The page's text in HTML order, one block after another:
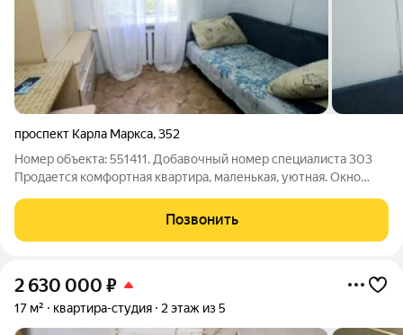
проспект Карла Маркса,352
Номер объекта: 551411. Добавочный номер специалиста 303
Продается комфортная квартира, маленькая, уютная. Окно
кухонный гарнитур. В с/у трубы поменяны, счетчики
установлены. Все чисто и аккуратно!
Позвонить
2 630 000 ₽
17 м² квартира-студия 2 этаж из 5